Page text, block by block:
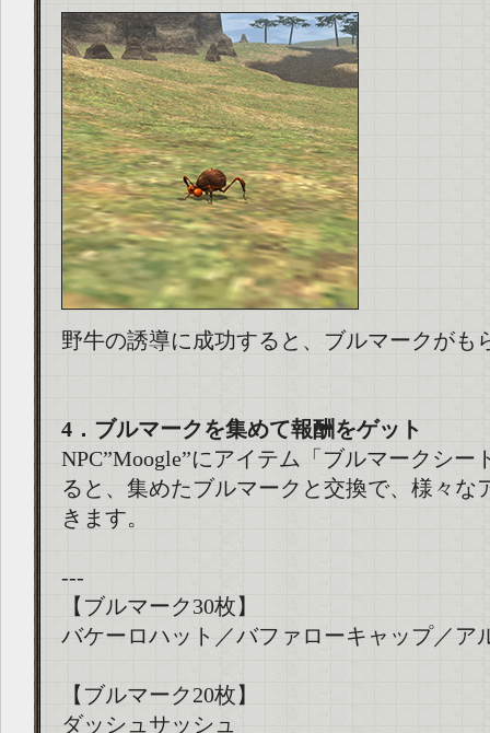
野牛の誘導に成功すると、ブルマークがも
4．ブルマークを集めて報酬をゲット
NPC”Moogle”にアイテム「ブルマークシー
ると、集めたブルマークと交換で、様々な
きます。
---
【ブルマーク30枚】
バケーロハット／バファローキャップ／ア
【ブルマーク20枚】
ダッシュサッシュ